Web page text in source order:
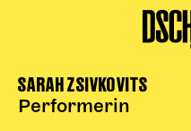
PROGRAMM
Spielplan
SARAH ZSIVKOVITS
Performerin